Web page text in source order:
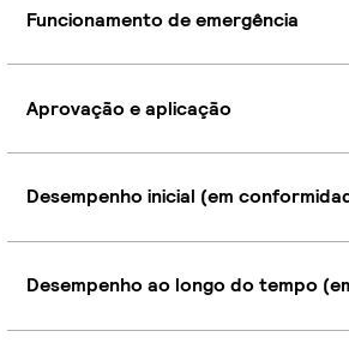
Funcionamento de emergência
Aprovação e aplicação
Desempenho inicial (em
Desempenho ao longo do tempo